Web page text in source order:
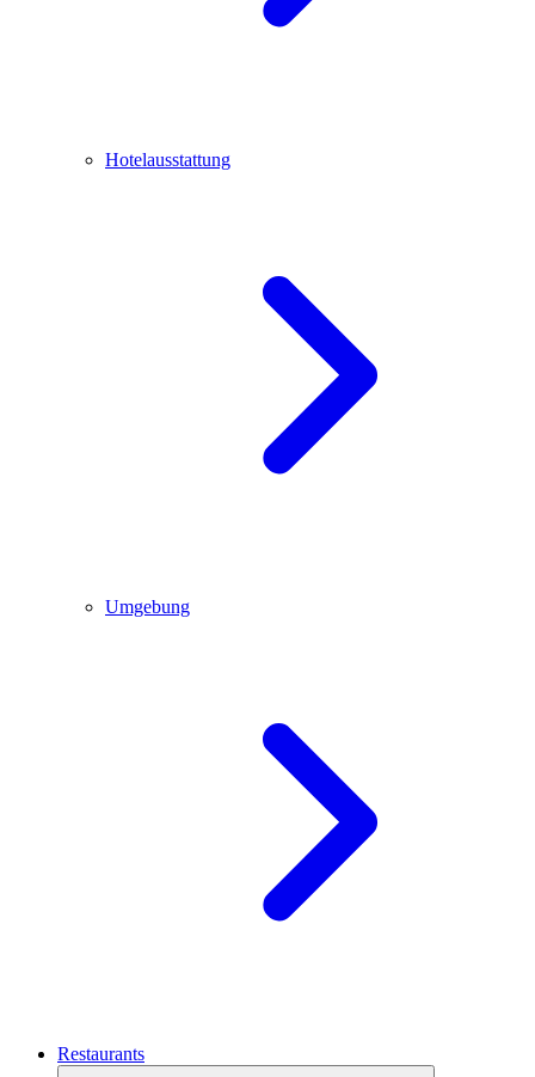
Hotelausstattung
Umgebung
Restaurants